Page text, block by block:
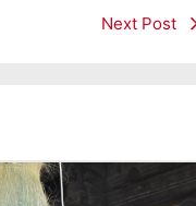
Next Post